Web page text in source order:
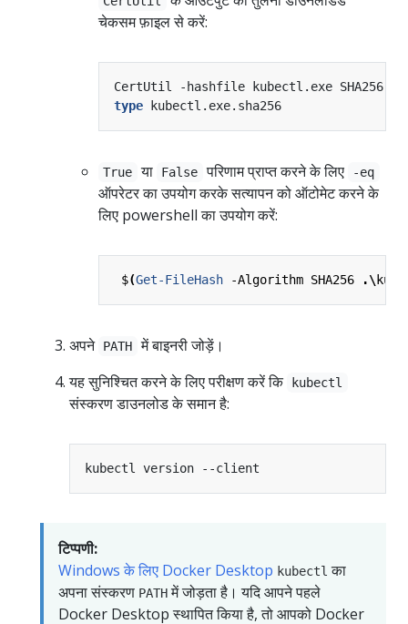
चेकसम फ़ाइल से करें:
type
True या False परिणाम प्राप्त करने के लिए -eq
ऑपरेटर का उपयोग करके सत्यापन को ऑटोमेट करने के
लिए powershell का उपयोग करें:
$(Get-FileHash -Algorithm SHA256 .\
अपने PATH में बाइनरी जोड़ें।
यह सुनिश्चित करने के लिए परीक्षण करें कि
kubectl
संस्करण डाउनलोड के समान है:
टिप्पणी:
Windows के लिए Docker Desktop kubectl का
अपना संस्करण PATHमें जोड़ता है। यदि आपने पहले
Docker Desktop स्थापित किया है, तो आपको Docker